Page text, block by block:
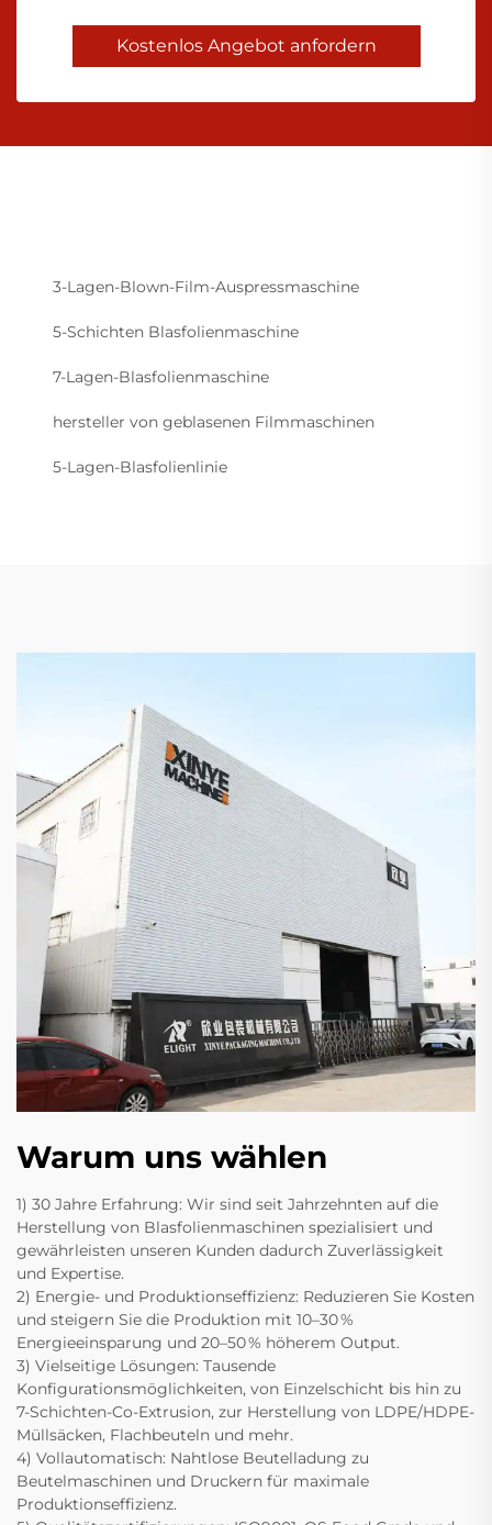
Kostenlos Angebot anfordern
3-Lagen-Blown-Film-Auspressmaschine
5-Schichten Blasfolienmaschine
7-Lagen-Blasfolienmaschine
hersteller von geblasenen Filmmaschinen
5-Lagen-Blasfolienlinie
Warum uns wählen
1) 30 Jahre Erfahrung: Wir sind seit Jahrzehnten auf die
Herstellung von Blasfolienmaschinen spezialisiert und
gewährleisten unseren Kunden dadurch Zuverlässigkeit
und Expertise.
2) Energie- und Produktionseffizienz: Reduzieren Sie Kosten
und steigern Sie die Produktion mit 10–30 %
Energieeinsparung und 20–50 % höherem Output.
3) Vielseitige Lösungen: Tausende
Konfigurationsmöglichkeiten, von Einzelschicht bis hin zu
7-Schichten-Co-Extrusion, zur Herstellung von LDPE/HDPE-
Müllsäcken, Flachbeuteln und mehr.
4) Vollautomatisch: Nahtlose Beutelladung zu
Beutelmaschinen und Druckern für maximale
Produktionseffizienz.